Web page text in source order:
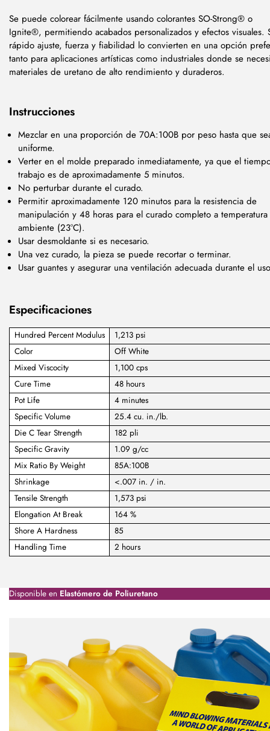
Se puede colorear fácilmente usando colorantes SO-Strong® o
Ignite®, permitiendo acabados personalizados y efectos visuales.
rápido ajuste, fuerza y fiabilidad lo convierten en una opción
tanto para aplicaciones artísticas como industriales donde se
materiales de uretano de alto rendimiento y duraderos.
Instrucciones
Mezclar en una proporción de 70A:100B por peso hasta que
uniforme.
Verter en el molde preparado inmediatamente, ya que el
trabajo es de aproximadamente 5 minutos.
No perturbar durante el curado.
Permitir aproximadamente 120 minutos para la resistencia de
manipulación y 48 horas para el curado completo a temperatura
ambiente (23°C).
Usar desmoldante si es necesario.
Una vez curado, la pieza se puede recortar o terminar.
Usar guantes y asegurar una ventilación adecuada durante el
Especificaciones
Hundred Percent Modulus
1,213 psi
Color
Off White
Mixed Viscocity
1,100 cps
Cure Time
48 hours
Pot Life
4 minutes
Specific Volume
25.4 cu. in./lb.
Die C Tear Strength
182 pli
Specific Gravity
1.09 g/cc
Mix Ratio By Weight
85A:100B
Shrinkage
<.007 in. / in.
Tensile Strength
1,573 psi
Elongation At Break
164 %
Shore A Hardness
85
Handling Time
2 hours
Disponible en Elastómero de Poliuretano